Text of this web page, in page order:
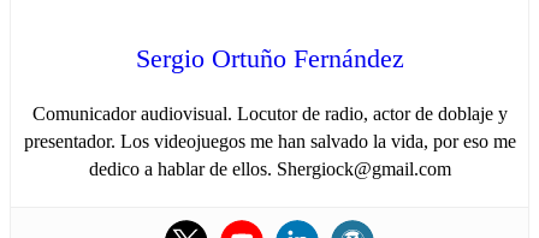
Sergio Ortuño Fernández
Comunicador audiovisual. Locutor de radio, actor de doblaje y
presentador. Los videojuegos me han salvado la vida, por eso me
dedico a hablar de ellos. Shergiock@gmail.com